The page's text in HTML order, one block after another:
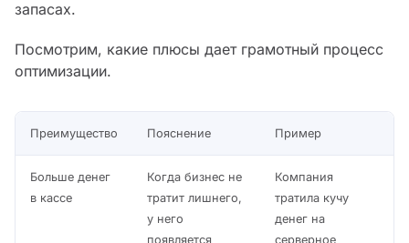
запасах.
Посмотрим, какие плюсы дает грамотный процесс
оптимизации.
Преимущество Пояснение Пример
Больше денег
в кассе
Когда бизнес не
тратит лишнего,
у него
появляется
Компания
тратила кучу
денег на
серверное